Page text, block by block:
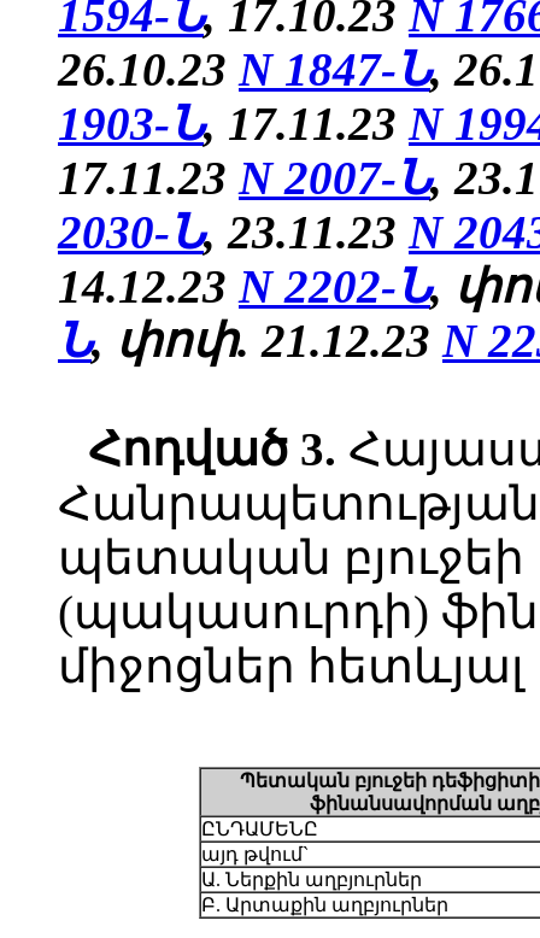
1594-Ն, 17.10.23 N
26.10.23 N 1847-Ն,
1903-Ն, 17.11.23 N
17.11.23 N 2007-Ն,
2030-Ն, 23.11.23 N
14.12.23 N 2202-Ն,
Ն, փոփ. 21.12.23 N
Հոդված 3.
Հանրապետության
պետական
(պակասուրդի)
միջոցներ հետևյալ
Պետական բյուջեի
ֆինանսավորման
ԸՆԴԱՄԵՆԸ
այդ թվում`
Ա. Ներքին աղբյուրներ
Բ. Արտաքին աղբյուրներ